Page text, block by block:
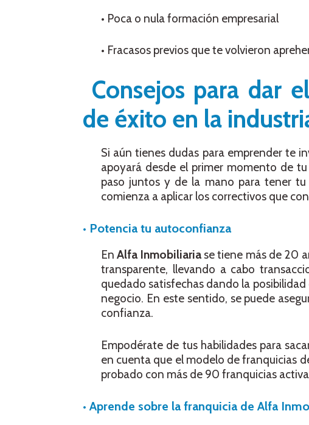
• Poca o nula formación empresarial
• Fracasos previos que te volvieron
Consejos para dar
de éxito en la
Si aún tienes dudas para emprender te
apoyará desde el primer momento de
paso juntos y de la mano para tener
comienza a aplicar los correctivos que
• Potencia tu autoconfianza
EnAlfa Inmobiliariase tiene más de 20
transparente, llevando a cabo
quedado satisfechas dando la
negocio. En este sentido, se puede
confianza.
Empodérate de tus habilidades para
en cuenta que el modelo de franquicias
probado con más de 90 franquicias
• Aprende sobre la franquicia de Alfa